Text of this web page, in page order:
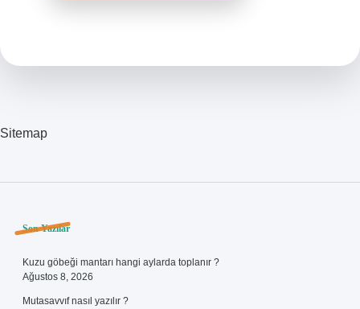
Sitemap
Sidebar
Son Yazılar
Kuzu göbeği mantarı hangi aylarda toplanır ?
Ağustos 8, 2026
Mutasavvıf nasıl yazılır ?